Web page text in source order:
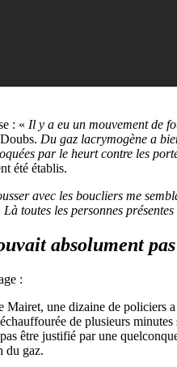
: « Il y a eu un mouvement de
Du gaz lacrymogène a
par le heurt contre les
été établis.
avec les boucliers me
toutes les personnes
absolument
:
une dizaine de policiers
de plusieurs
être justifié par une
du gaz.